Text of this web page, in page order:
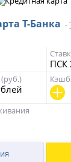
Т-Банка -
ПСК